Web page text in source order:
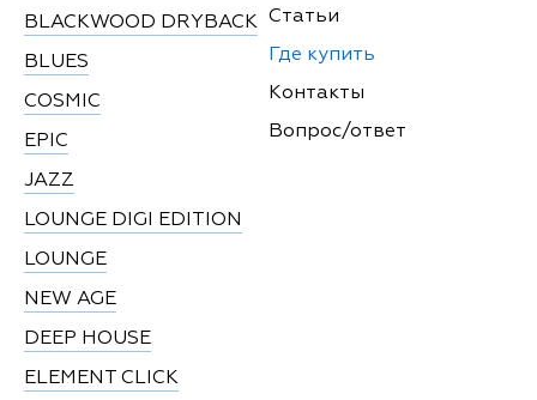
BLACKWOOD DRYBACK
BLUES
COSMIC
EPIC
JAZZ
LOUNGE DIGI EDITION
LOUNGE
NEW AGE
DEEP HOUSE
ELEMENT CLICK
Статьи
Где купить
Контакты
Вопрос/ответ